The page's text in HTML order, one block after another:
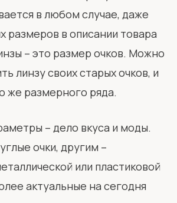
в любом случае, даже
размеров в описании товара
– это размер очков. Можно
линзу своих старых очков, и
же размерного ряда.
– дело вкуса и моды.
очки, другим –
или пластиковой
актуальные на сегодня